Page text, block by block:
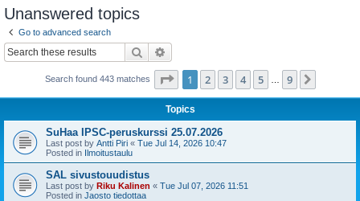
Unanswered topics
Go to advanced search
Search
Search found 443 matches Page 1of 9
1 2 3 4 5 9
Topics
SuHaa IPSC-peruskurssi 25.07.2026
Last post by Antti Piri « Tue Jul 14, 2026 10:47
Posted in Ilmoitustaulu
SAL sivustouudistus
Last post by Riku Kalinen « Tue Jul 07, 2026 11:51
Posted in Jaosto tiedottaa